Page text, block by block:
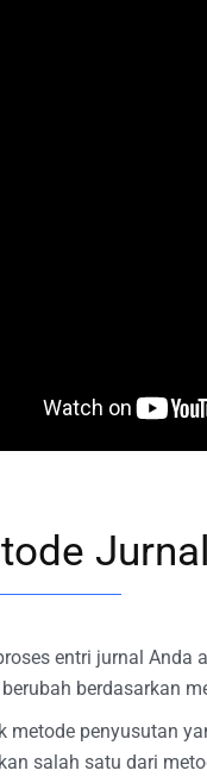
entri jurnal Anda
berdasarkan
metode penyusutan
salah satu dari